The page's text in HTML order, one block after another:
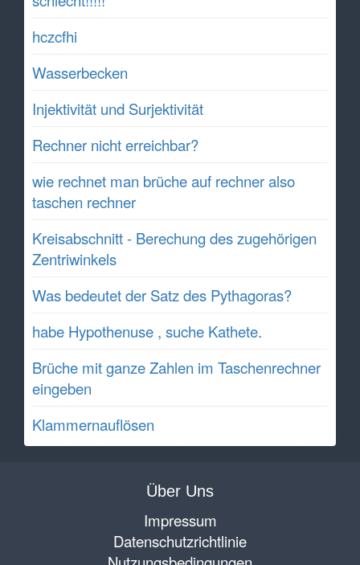
hczcfhi
Wasserbecken
Injektivität und Surjektivität
Rechner nicht erreichbar?
wie rechnet man brüche auf rechner also
taschen rechner
Kreisabschnitt - Berechung des zugehörigen
Zentriwinkels
Was bedeutet der Satz des Pythagoras?
habe Hypothenuse , suche Kathete.
Brüche mit ganze Zahlen im Taschenrechner
eingeben
Klammernauflösen
Über Uns
Impressum
Datenschutzrichtlinie